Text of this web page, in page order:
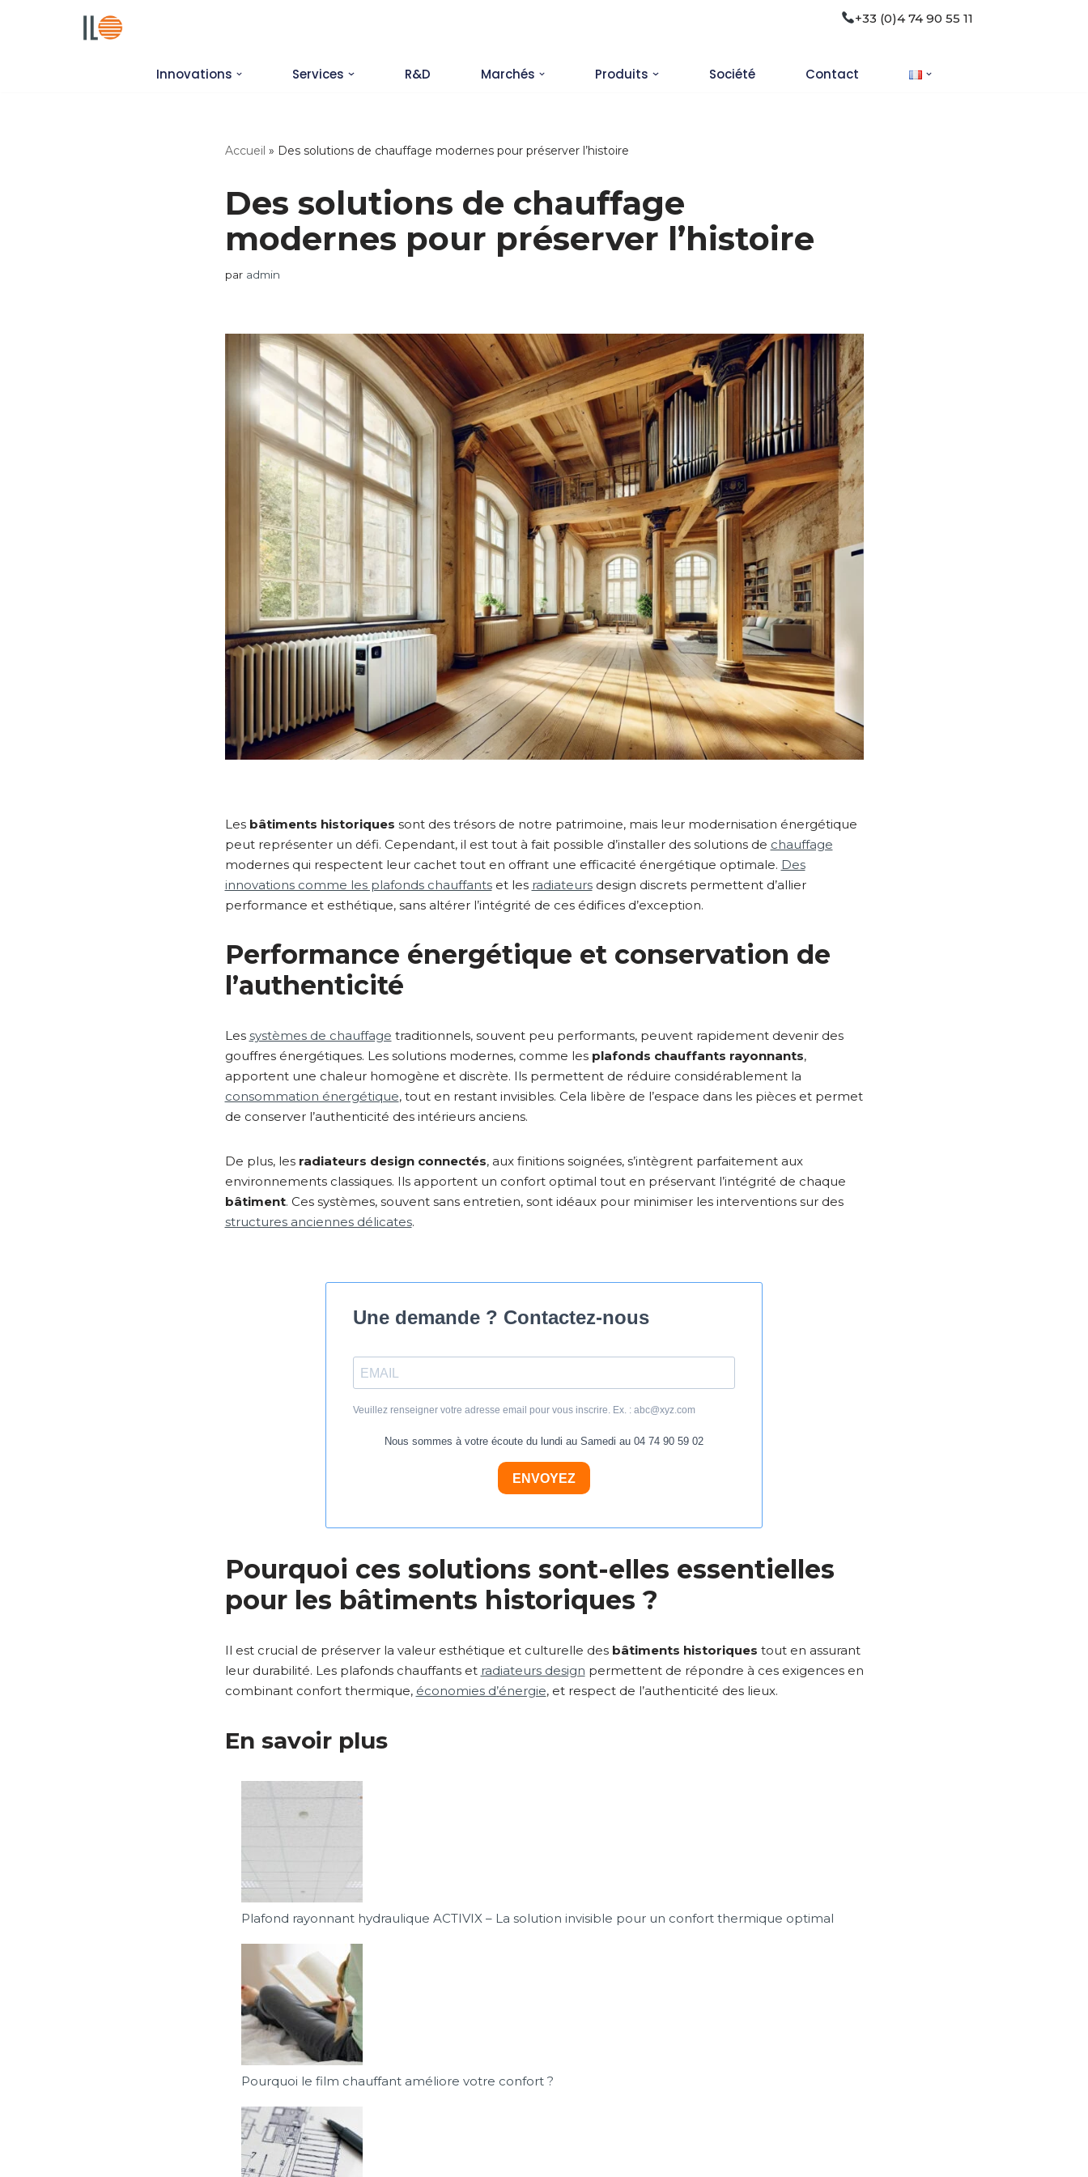
+33 (0)4 74 90 55 11
Innovations Services R&D Marchés Produits Société Contact
Accueil » Des solutions de chauffage modernes pour préserver l’histoire
Des solutions de chauffage
modernes pour préserver l’histoire
par admin
Les bâtiments historiques sont des trésors de notre patrimoine, mais leur modernisation énergétique
peut représenter un défi. Cependant, il est tout à fait possible d’installer des solutions de chauffage
modernes qui respectent leur cachet tout en offrant une efficacité énergétique optimale. Des
innovations comme les plafonds chauffantset les radiateursdesign discrets permettent d’allier
performance et esthétique, sans altérer l’intégrité de ces édifices d’exception.
Performance énergétique et conservation de
l’authenticité
Les systèmes de chauffage traditionnels, souvent peu performants, peuvent rapidement devenir des
gouffres énergétiques. Les solutions modernes, comme les plafonds chauffants rayonnants,
apportent une chaleur homogène et discrète. Ils permettent de réduire considérablement la
consommation énergétique, tout en restant invisibles. Cela libère de l’espace dans les pièces et permet
de conserver l’authenticité des intérieurs anciens.
De plus, les radiateurs design connectés, aux finitions soignées, s’intègrent parfaitement aux
environnements classiques. Ils apportent un confort optimal tout en préservant l’intégrité de chaque
bâtiment. Ces systèmes, souvent sans entretien, sont idéaux pour minimiser les interventions sur des
structures anciennes délicates.
Une demande ? Contactez-nous
Veuillez renseigner votre adresse email pour vous inscrire. Ex. : abc@xyz.com
Nous sommes à votre écoute du lundi au Samedi au 04 74 90 59 02
ENVOYEZ
Pourquoi ces solutions sont-elles essentielles
pour les bâtiments historiques ?
Il est crucial de préserver la valeur esthétique et culturelle des bâtiments historiques tout en assurant
leur durabilité. Les plafonds chauffants et radiateurs design permettent de répondre à ces exigences en
combinant confort thermique, économies d’énergie, et respect de l’authenticité des lieux.
En savoir plus
Plafond rayonnant hydraulique ACTIVIX – La solution invisible pour un confort thermique optimal
Pourquoi le film chauffant améliore votre confort ?